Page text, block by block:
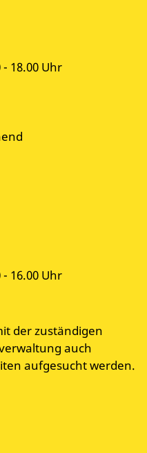
18.00 Uhr
16.00 Uhr
der zuständigen
auch
aufgesucht werden.